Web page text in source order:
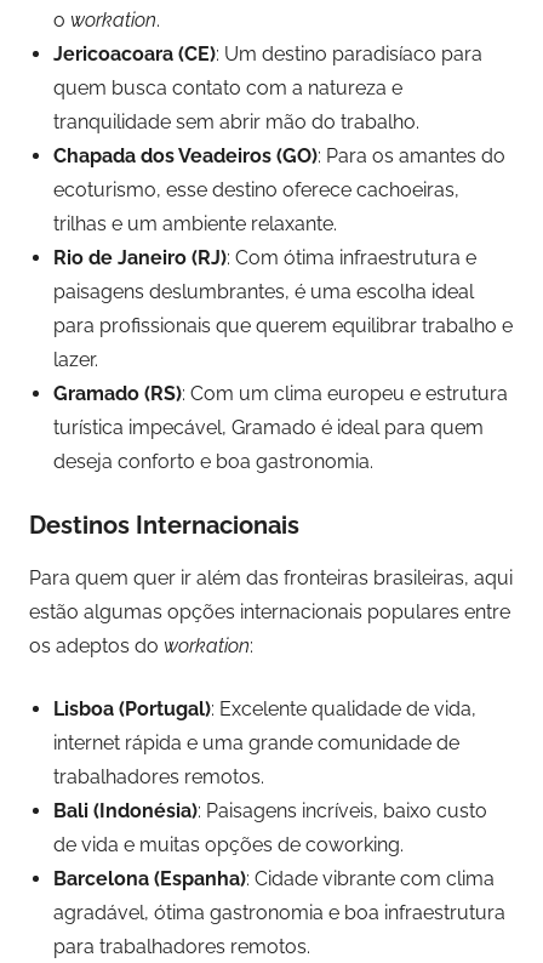
o workation.
Jericoacoara (CE): Um destino paradisíaco para
quem busca contato com a natureza e
tranquilidade sem abrir mão do trabalho.
Chapada dos Veadeiros (GO): Para os amantes do
ecoturismo, esse destino oferece cachoeiras,
trilhas e um ambiente relaxante.
Rio de Janeiro (RJ): Com ótima infraestrutura e
paisagens deslumbrantes, é uma escolha ideal
para profissionais que querem equilibrar trabalho e
lazer.
Gramado (RS): Com um clima europeu e estrutura
turística impecável, Gramado é ideal para quem
deseja conforto e boa gastronomia.
Destinos Internacionais
Para quem quer ir além das fronteiras brasileiras, aqui
estão algumas opções internacionais populares entre
os adeptos do workation:
Lisboa (Portugal): Excelente qualidade de vida,
internet rápida e uma grande comunidade de
trabalhadores remotos.
Bali (Indonésia): Paisagens incríveis, baixo custo
de vida e muitas opções de coworking.
Barcelona (Espanha): Cidade vibrante com clima
agradável, ótima gastronomia e boa infraestrutura
para trabalhadores remotos.